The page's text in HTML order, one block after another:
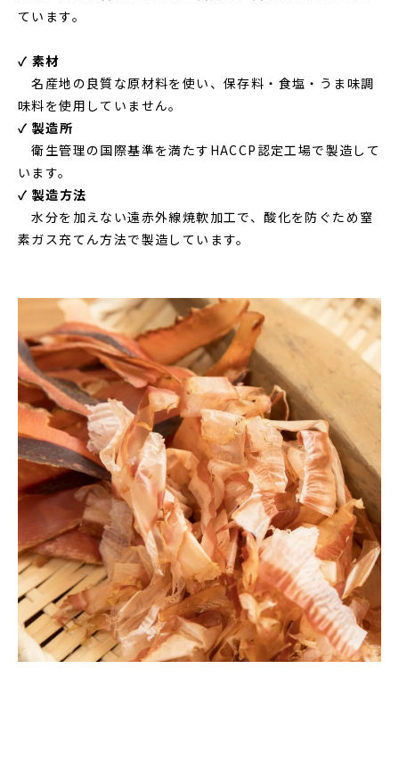
ています。
✓ 素材
名産地の良質な原材料を使い、保存料・食塩・うま味調
味料を使用していません。
✓ 製造所
衛生管理の国際基準を満たすHACCP認定工場で製造して
います。
✓ 製造方法
水分を加えない遠赤外線焼軟加工で、酸化を防ぐため窒
素ガス充てん方法で製造しています。